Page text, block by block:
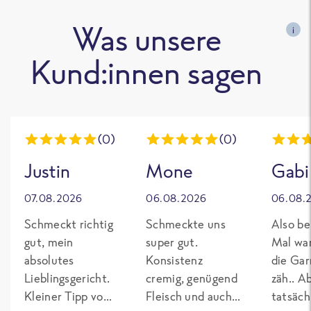
Was unsere
Kund:innen sagen
i
(0)
Justin
07.08.2026
Schmeckt richtig
gut, mein
absolutes
Lieblingsgericht.
Kleiner Tipp von
(0)
Mone
06.08.2026
Schmeckte uns
super gut.
Konsistenz
cremig, genügend
Fleisch und auch
Gabi
Also
Mal
die
zäh..